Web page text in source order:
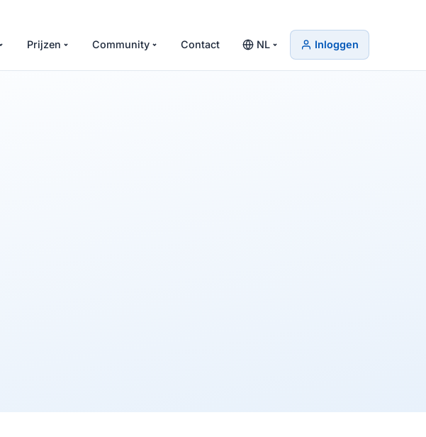
Prijzen Community Contact NL Inloggen